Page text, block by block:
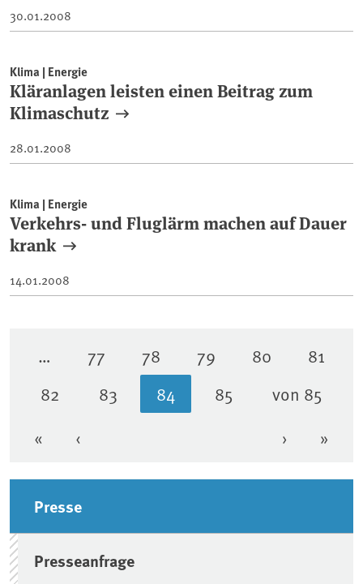
30.01.2008
Klima | Energie
Kläranlagen leisten einen Beitrag zum
Klimaschutz
28.01.2008
Klima | Energie
Verkehrs- und Fluglärm machen auf Dauer
krank
14.01.2008
Erste Seite
« Vorherige Seite
‹
… Seite
77 Seite
78 Seite
79 Seite
80 Seite
81
Seite
82 Seite
83 Aktuelle Seite
84 Seite
85 von 85
Nächste
› »
Presse
Presseanfrage